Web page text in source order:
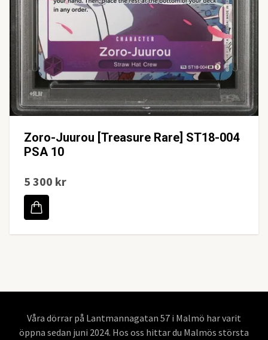
Zoro-Juurou [Treasure Rare] ST18-004
PSA 10
5 300 kr
Våra dörrar på Lantmannagatan 57 i Malmö har varit
öppna sedan juni 2024. Hos oss hittar du Malmös största